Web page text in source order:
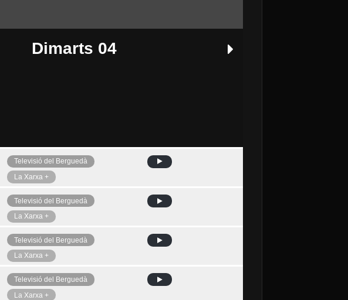
Dimarts 04
Ahir Avui
Televisió del Berguedà
La Xarxa +
Televisió del Berguedà
La Xarxa +
Televisió del Berguedà
La Xarxa +
Televisió del Berguedà
La Xarxa +